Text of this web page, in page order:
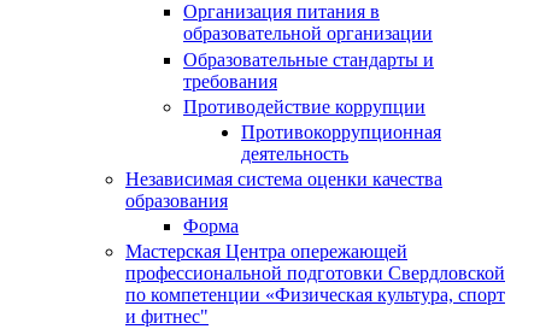
Организация питания в
образовательной организации
Образовательные стандарты и
требования
Противодействие коррупции
Противокоррупционная
деятельность
Независимая система оценки качества
образования
Форма
Мастерская Центра опережающей
профессиональной подготовки Свердловской
по компетенции «Физическая культура, спорт
и фитнес"